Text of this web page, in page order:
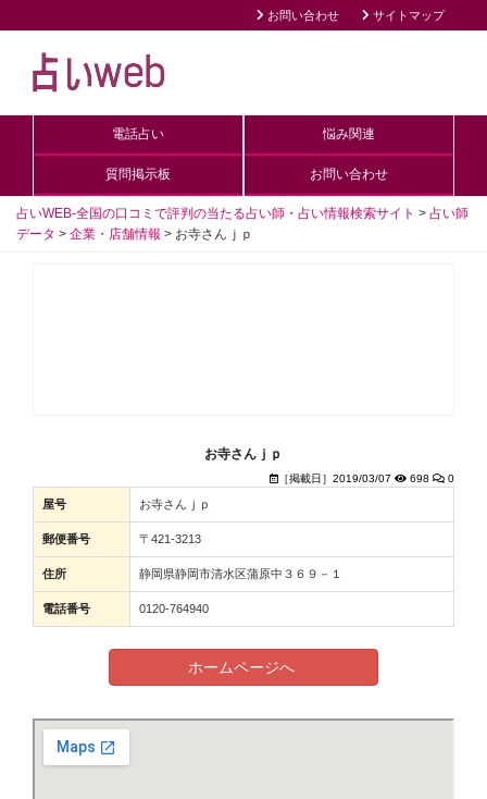
お問い合わせ サイトマップ
電話占い 悩み関連
質問掲示板 お問い合わせ
占いWEB-全国の口コミで評判の当たる占い師・占い情報検索サイト > 占い師
データ > 企業・店舗情報 > お寺さんｊｐ
お寺さんｊｐ
［掲載日］2019/03/07 698 0
屋号 お寺さんｊｐ
郵便番号 〒421-3213
住所 静岡県静岡市清水区蒲原中３６９－１
電話番号 0120-764940
ホームページへ